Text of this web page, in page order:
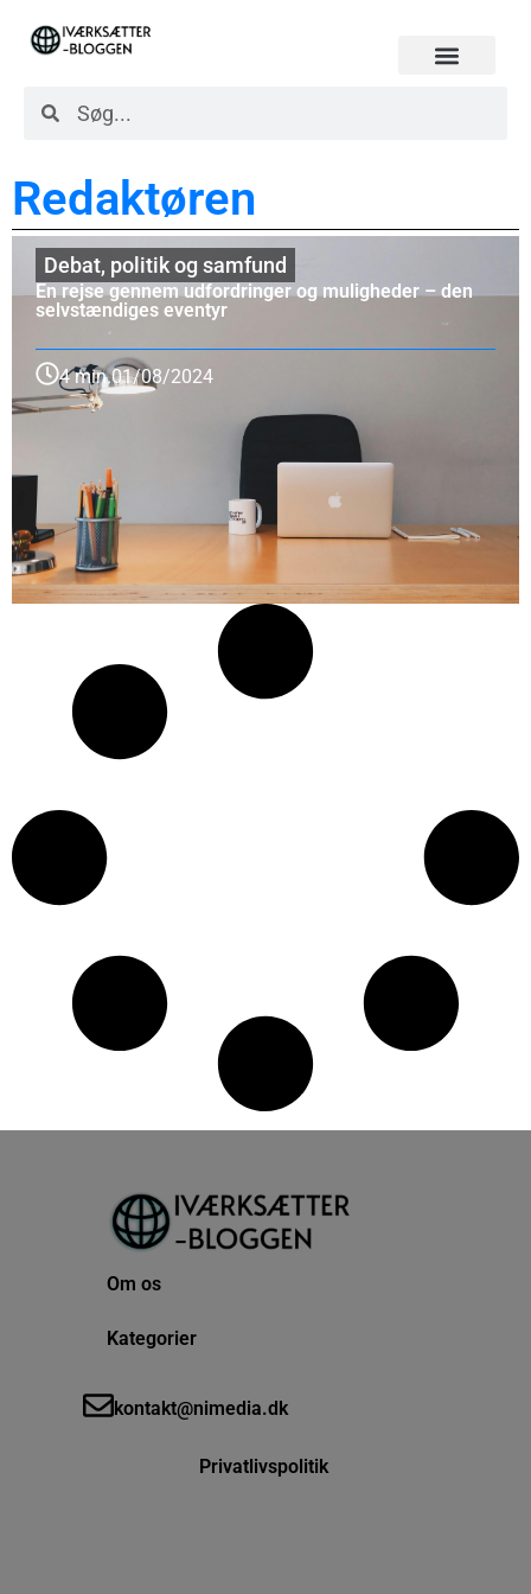
Redaktøren
Debat, politik og samfund
En rejse gennem udfordringer og muligheder – den
selvstændiges eventyr
4 min.01/08/2024
Om os
Kategorier
kontakt@nimedia.dk
Privatlivspolitik